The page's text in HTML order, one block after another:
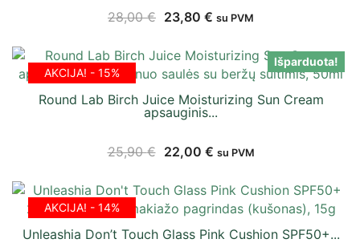
28,00€ 23,80 € su PVM
Išparduota!
AKCIJA! - 15%
Round Lab Birch Juice Moisturizing Sun Cream
apsauginis...
25,90€ 22,00 € su PVM
AKCIJA! - 14%
Unleashia Don’t Touch Glass Pink Cushion SPF50+...